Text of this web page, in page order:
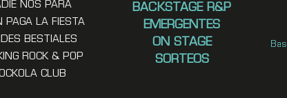
NOS PARA
PAGA LA FIESTA
BESTIALES
ROCK & POP
CLUB
BACKSTAGE R&P
EMERGENTES
ON STAGE
SORTEOS